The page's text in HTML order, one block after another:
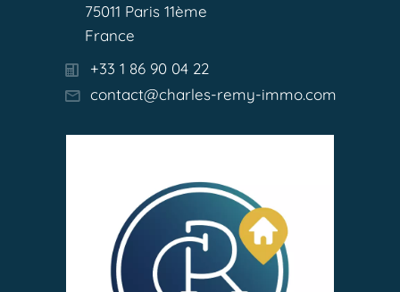
75011 Paris 11ème
France
+33 1 86 90 04 22
contact@charles-remy-immo.com